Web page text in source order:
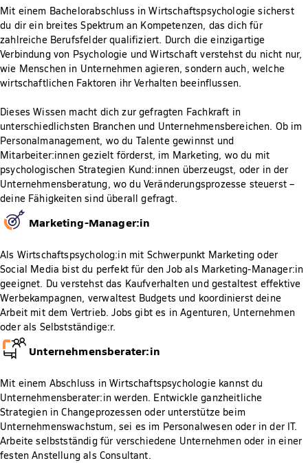
Mit einem Bachelorabschluss in Wirtschaftspsychologie sicherst
du dir ein breites Spektrum an Kompetenzen, das dich für
zahlreiche Berufsfelder qualifiziert. Durch die einzigartige
Verbindung von Psychologie und Wirtschaft verstehst du nicht nur,
wie Menschen in Unternehmen agieren, sondern auch, welche
wirtschaftlichen Faktoren ihr Verhalten beeinflussen.
Dieses Wissen macht dich zur gefragten Fachkraft in
unterschiedlichsten Branchen und Unternehmensbereichen. Ob im
Personalmanagement, wo du Talente gewinnst und
Mitarbeiter:innen gezielt förderst, im Marketing, wo du mit
psychologischen Strategien Kund:innen überzeugst, oder in der
Unternehmensberatung, wo du Veränderungsprozesse steuerst –
deine Fähigkeiten sind überall gefragt.
Marketing-Manager:in
Als Wirtschaftspsycholog:in mit Schwerpunkt Marketing oder
Social Media bist du perfekt für den Job als Marketing-Manager:in
geeignet. Du verstehst das Kaufverhalten und gestaltest effektive
Werbekampagnen, verwaltest Budgets und koordinierst deine
Arbeit mit dem Vertrieb. Jobs gibt es in Agenturen, Unternehmen
oder als Selbstständige:r.
Unternehmensberater:in
Mit einem Abschluss in Wirtschaftspsychologie kannst du
Unternehmensberater:in werden. Entwickle ganzheitliche
Strategien in Changeprozessen oder unterstütze beim
Unternehmenswachstum, sei es im Personalwesen oder in der IT.
Arbeite selbstständig für verschiedene Unternehmen oder in einer
festen Anstellung als Consultant.